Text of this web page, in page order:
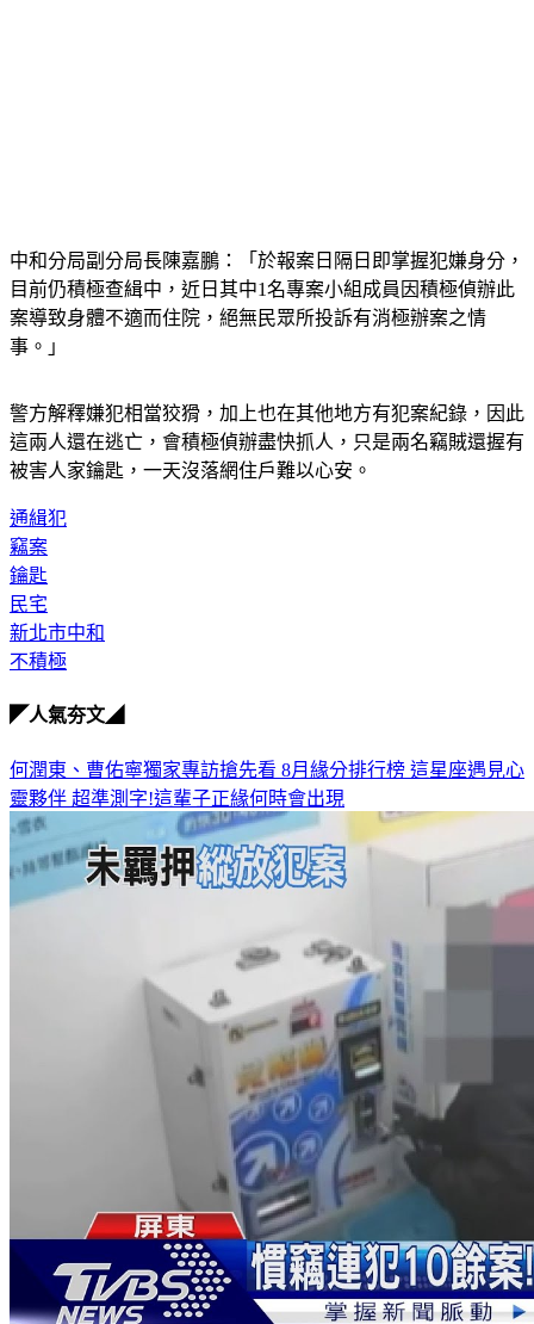
目前仍積極查緝中，近日其中1名專案小組成員因積極偵辦此
案導致身體不適而住院，絕無民眾所投訴有消極辦案之情
事。」
這兩人還在逃亡，會積極偵辦盡快抓人，只是兩名竊賊還握有
被害人家鑰匙，一天沒落網住戶難以心安。
竊案
鑰匙
民宅
新北市中和
不積極
靈夥伴 超準測字!這輩子正緣何時會出現